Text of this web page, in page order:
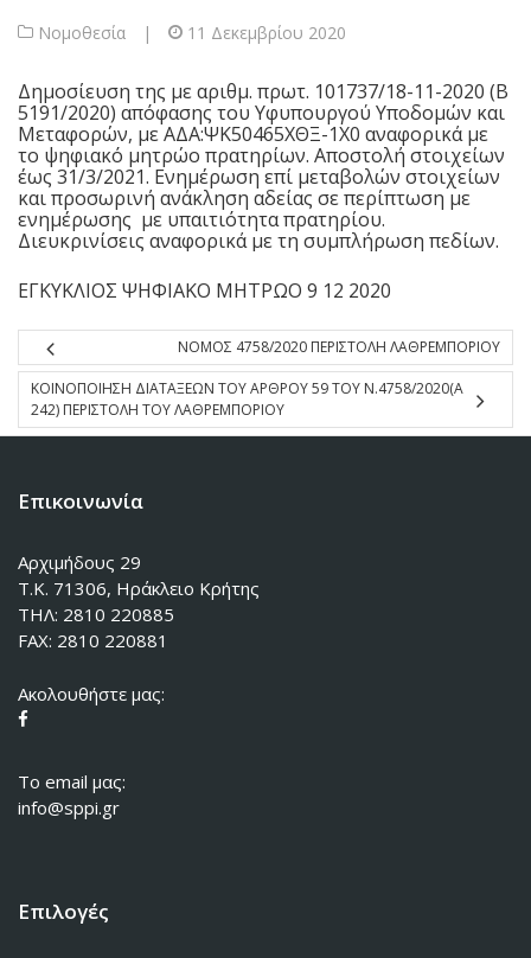
Νομοθεσία | 11 Δεκεμβρίου 2020
Δημοσίευση της με αριθμ. πρωτ. 101737/18-11-2020 (Β΄
5191/2020) απόφασης του Υφυπουργού Υποδομών και
Μεταφορών, με ΑΔΑ:ΨΚ50465ΧΘΞ-1Χ0 αναφορικά με
το ψηφιακό μητρώο πρατηρίων. Αποστολή στοιχείων
έως 31/3/2021. Ενημέρωση επί μεταβολών στοιχείων
και προσωρινή ανάκληση αδείας σε περίπτωση με
ενημέρωσης με υπαιτιότητα πρατηρίου.
Διευκρινίσεις αναφορικά με τη συμπλήρωση πεδίων.
ΕΓΚΥΚΛΙΟΣ ΨΗΦΙΑΚΟ ΜΗΤΡΩΟ 9 12 2020
NΟΜΟΣ 4758/2020 ΠΕΡΙΣΤΟΛΗ ΛΑΘΡΕΜΠΟΡΙΟΥ
ΚΟΙΝΟΠΟΙΗΣΗ ΔΙΑΤΑΞΕΩΝ ΤΟΥ ΑΡΘΡΟΥ 59 ΤΟΥ Ν.4758/2020(Α
242) ΠΕΡΙΣΤΟΛΗ ΤΟΥ ΛΑΘΡΕΜΠΟΡΙΟΥ
Επικοινωνία
Αρχιμήδους 29
Τ.Κ. 71306, Ηράκλειο Κρήτης
ΤΗΛ: 2810 220885
FAX: 2810 220881
Ακολουθήστε μας:
To email μας:
info@sppi.gr
Επιλογές